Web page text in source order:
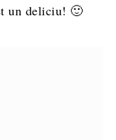
un deliciu! 🙂